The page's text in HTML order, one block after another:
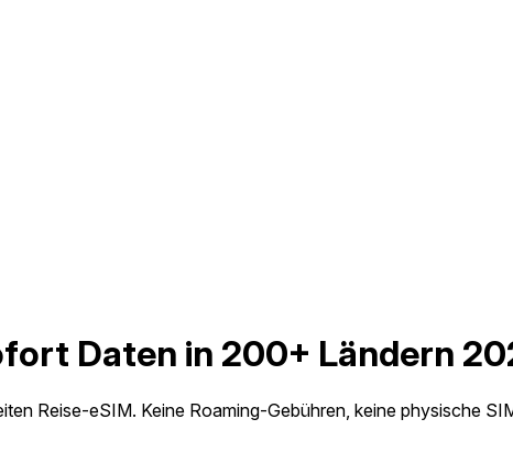
Daten in 200+ Ländern
Reise-eSIM. Keine Roaming-Gebühren, keine physische